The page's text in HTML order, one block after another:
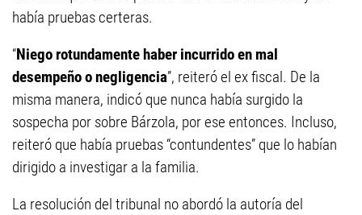
había pruebas certeras.
“Niego rotundamente haber incurrido en mal
desempeño o negligencia”, reiteró el ex fiscal. De la
misma manera, indicó que nunca había surgido la
sospecha por sobre Bárzola, por ese entonces. Incluso,
reiteró que había pruebas “contundentes” que lo habían
dirigido a investigar a la familia.
La resolución del tribunal no abordó la autoría del